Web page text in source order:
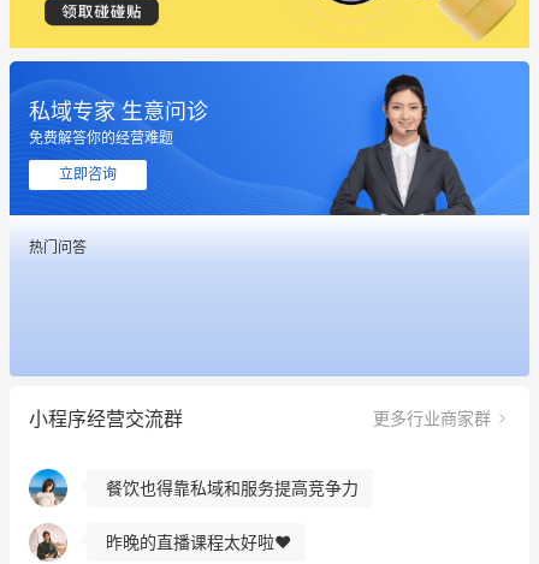
私域专家 生意问诊
免费解答你的经营难题
立即咨询
热门问答
小程序经营交流群 更多行业商家群
这个营销策划案例推荐大家看一下
用有赞就能在微信、小红书同时经营了
餐饮也得靠私域和服务提高竞争力
这个营销策划案例推荐大家看一下
用有赞就能在微信、小红书同时经营了
餐饮也得靠私域和服务提高竞争力
昨晚的直播课程太好啦❤️